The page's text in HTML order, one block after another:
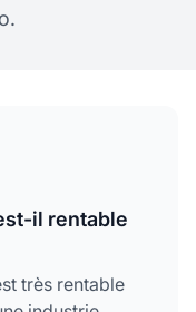
il rentable
très rentable